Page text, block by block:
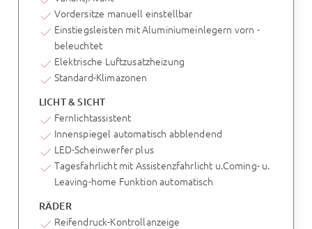
Vordersitze manuell einstellbar
Einstiegsleisten mit Aluminiumeinlegern vorn -
beleuchtet
Elektrische Luftzusatzheizung
Standard-Klimazonen
LICHT & SICHT
Fernlichtassistent
Innenspiegel automatisch abblendend
LED-Scheinwerfer plus
Tagesfahrlicht mit Assistenzfahrlicht u.Coming- u.
Leaving-home Funktion automatisch
RÄDER
Reifendruck-Kontrollanzeige